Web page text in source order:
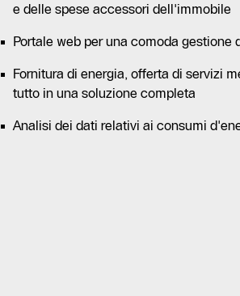
e delle spese accessori dell'immobile
Portale web per una comoda gestione
Fornitura di energia, offerta di servizi
tutto in una soluzione completa
Analisi dei dati relativi ai consumi